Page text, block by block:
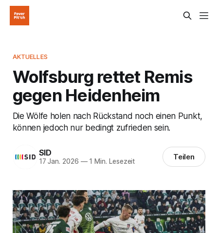
AKTUELLES
Wolfsburg rettet Remis
gegen Heidenheim
Die Wölfe holen nach Rückstand noch einen Punkt,
können jedoch nur bedingt zufrieden sein.
SID
17 Jan. 2026 —1 Min. Lesezeit Teilen